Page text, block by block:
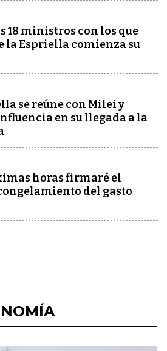
18 ministros con los que
la Espriella comienza su
se reúne con Milei y
en su llegada a la
horas firmaré el
del gasto